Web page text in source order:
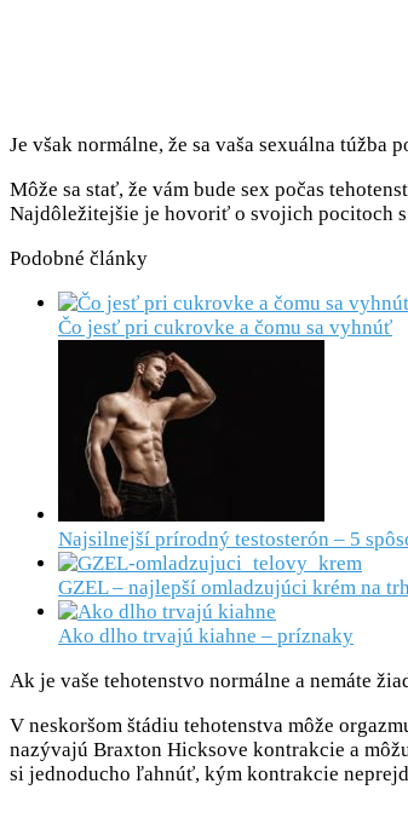
Je však normálne, že sa vaša sexuálna
Môže sa stať, že vám bude sex počas
Najdôležitejšie je hovoriť o svojich pocitoch s
Podobné články
Čo jesť pri cukrovke a čomu sa vyhnúť
Najsilnejší prírodný testosterón – 5
GZEL – najlepší omladzujúci krém na
Ako dlho trvajú kiahne – príznaky
Ak je vaše tehotenstvo normálne a nemáte
V neskoršom štádiu tehotenstva môže
nazývajú Braxton Hicksove kontrakcie a
si jednoducho ľahnúť, kým kontrakcie